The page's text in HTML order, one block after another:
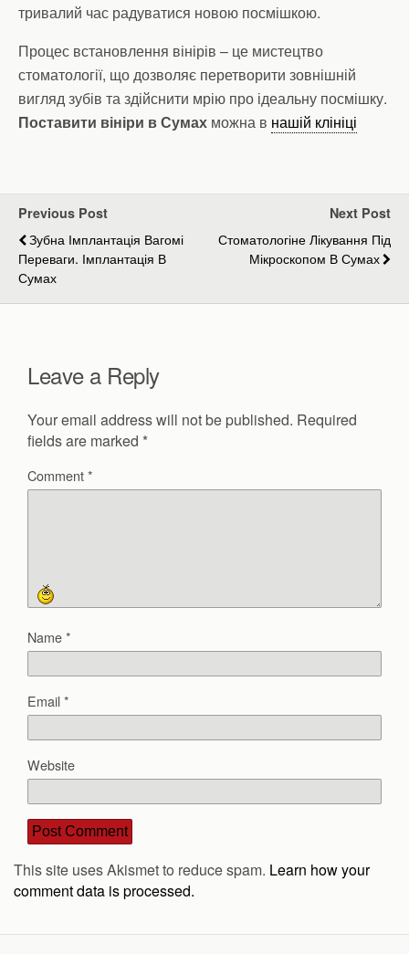
тривалий час радуватися новою посмішкою.
Процес встановлення вінірів – це мистецтво
стоматології, що дозволяє перетворити зовнішній
вигляд зубів та здійснити мрію про ідеальну посмішку.
Поставити вініри в Сумах можна в нашій клініці
Previous Post
Зубна Імплантація Вагомі
Переваги. Імплантація В
Сумах
Next Post
Стоматологіне Лікування Під
Мікроскопом В Сумах
Leave a Reply
Your email address will not be published. Required
fields are marked *
Comment*
Name*
Email*
Website
This site uses Akismet to reduce spam. Learn how your
comment data is processed.